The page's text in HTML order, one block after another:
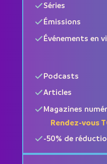
Séries
Émissions
Événements en
Podcasts
Articles
Magazines
Rendez-vous
-50% de